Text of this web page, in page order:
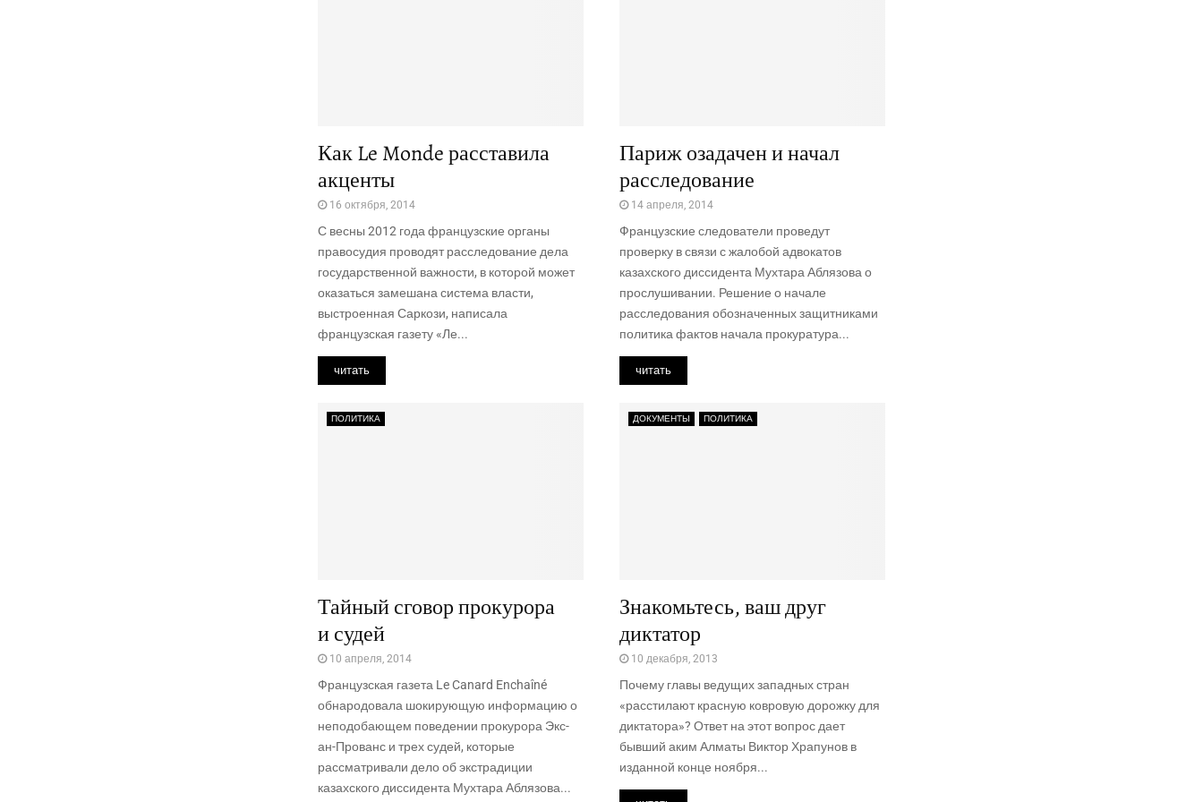
Как Le Monde расставила
акценты
16 октября, 2014
С весны 2012 года французские органы
правосудия проводят расследование дела
государственной важности, в которой может
оказаться замешана система власти,
выстроенная Саркози, написала
французская газету «Ле...
читать
Париж озадачен и начал
расследование
14 апреля, 2014
Французские следователи проведут
проверку в связи с жалобой адвокатов
казахского диссидента Мухтара Аблязова о
прослушивании. Решение о начале
расследования обозначенных защитниками
политика фактов начала прокуратура...
читать
ПОЛИТИКА
Тайный сговор прокурора
и судей
10 апреля, 2014
Французская газета Le Canard Enchaîné
обнародовала шокирующую информацию о
неподобающем поведении прокурора Экс-
ан-Прованс и трех судей, которые
рассматривали дело об экстрадиции
казахского диссидента Мухтара Аблязова...
ДОКУМЕНТЫ ПОЛИТИКА
Знакомьтесь, ваш друг
диктатор
10 декабря, 2013
Почему главы ведущих западных стран
«расстилают красную ковровую дорожку для
диктатора»? Ответ на этот вопрос дает
бывший аким Алматы Виктор Храпунов в
изданной конце ноября...